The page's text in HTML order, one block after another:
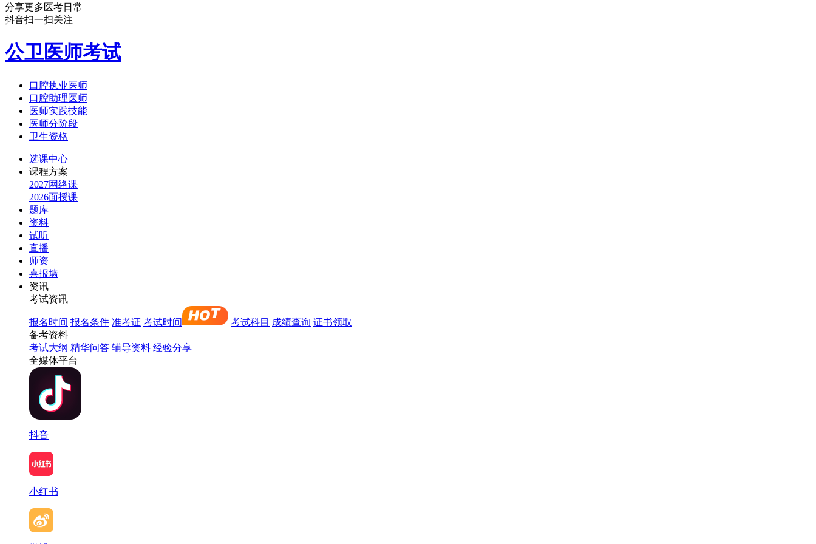
分享更多医考日常
抖音扫一扫关注
公卫医师考试
口腔执业医师
口腔助理医师
医师实践技能
医师分阶段
卫生资格
选课中心
课程方案
2027网络课
2026面授课
题库
资料
试听
直播
师资
喜报墙
资讯
考试资讯
报名时间 报名条件 准考证 考试时间 考试科目 成绩查询 证书领取
备考资料
考试大纲 精华问答 辅导资料 经验分享
全媒体平台
抖音
小红书